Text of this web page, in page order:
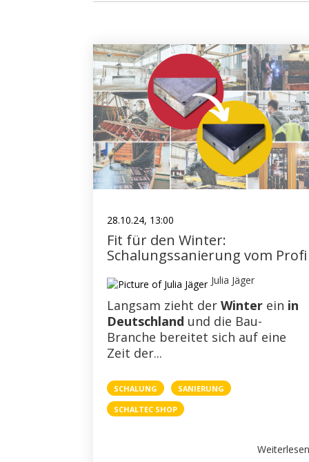
SCHALHAUT
AKTUELLE ANGEBOTE
SANIERUNG
TRÄGER
MESSE
SONSTIGES
GEBRAUCHTES
GERÜST
PERI
BESTSELLER
PRESSE
28.10.24, 13:00
Fit für den Winter:
Schalungssanierung vom Profi
Julia Jäger
Langsam zieht der Winter ein in
Deutschland und die Bau-
Branche bereitet sich auf eine
Zeit der...
SCHALUNG
SANIERUNG
SCHALTEC SHOP
Weiterlesen